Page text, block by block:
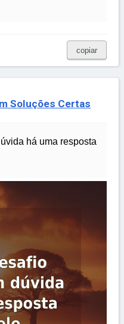
copiar
Soluções Certas
há uma resposta